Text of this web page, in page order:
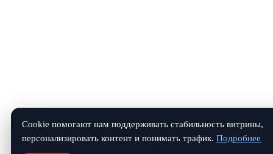
Cookie помогают нам поддерживать стабильность витрины,
персонализировать контент и понимать трафик. Подробнее